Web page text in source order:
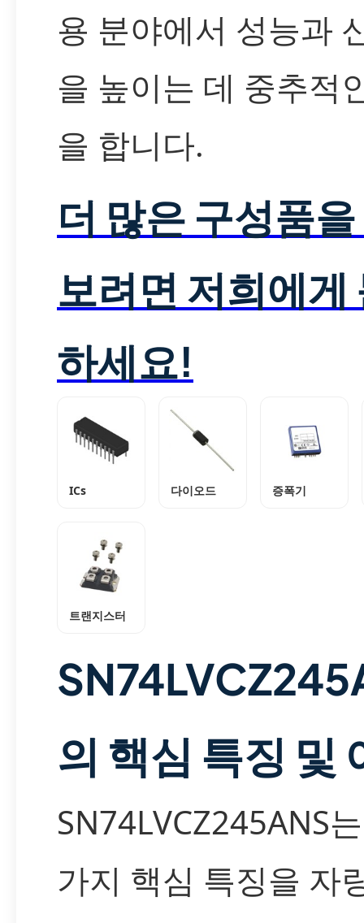
용 분야에서 성능과
을 높이는 데 중추적
을 합니다.
더 많은 구성품
보려면 저희에게
하세요!
ICs 다이오드 증폭기
트랜지스터
의 핵심 특징 및
SN74LVCZ245ANS
가지 핵심 특징을 자